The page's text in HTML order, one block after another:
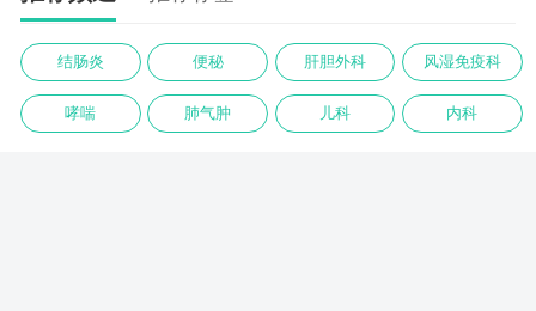
结肠炎 便秘 肝胆外科 风湿免疫科
哮喘 肺气肿 儿科 内科